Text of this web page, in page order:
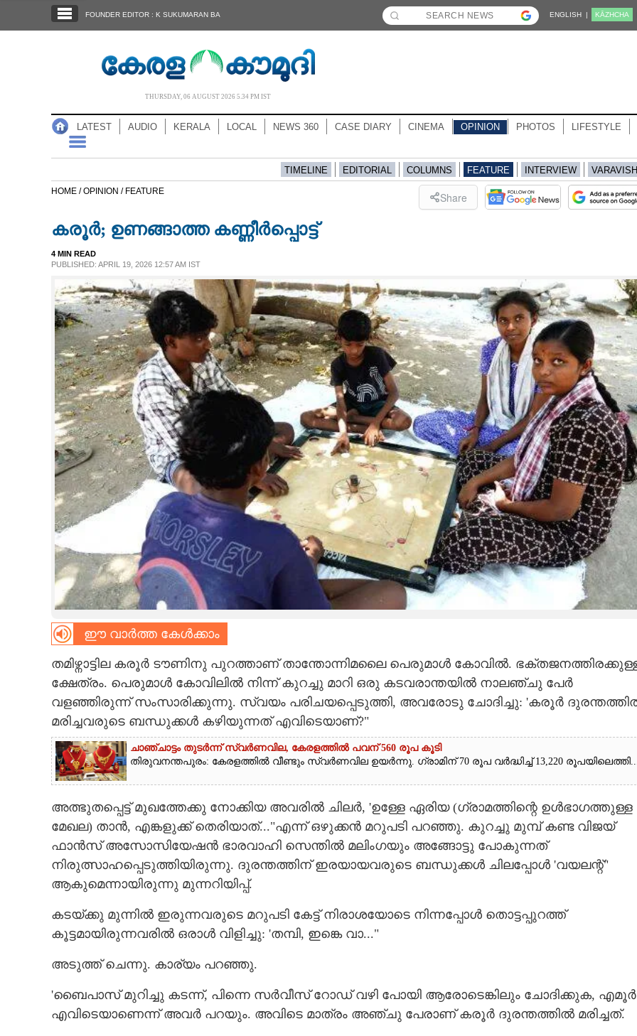
NOTIFIED NEWS
CASE DIARY
LIFESTYLE
SPIRITUAL
CARTOONS
LITERATURE
CONTACT US
FOUNDER EDITOR : K SUKUMARAN BA ENGLISH | KĀZHCHA
THURSDAY, 06 AUGUST 2026 5.34 PM IST
LATEST AUDIO KERALA LOCAL NEWS 360 CASE DIARY CINEMA OPINION PHOTOS LIFESTYLE
TIMELINE EDITORIAL COLUMNS FEATURE INTERVIEW
HOME /OPINION / FEATURE Share
കരൂർ; ഉണങ്ങാത്ത കണ്ണീർപ്പൊട്ട്
4 MIN READ
PUBLISHED: APRIL 19, 2026 12:57 AM IST
ഈ വാർത്ത കേൾക്കാം
തമിഴ്നാട്ടില കരൂർ ടൗണിനു പുറത്താണ് താന്തോന്നിമലൈ പെരുമാൾ കോവിൽ.
ക്ഷേത്രം. പെരുമാൾ കോവിലിൽ നിന്ന് കുറച്ചു മാറി ഒരു കടവരാന്തയിൽ നാലഞ്ചു പേ‌ർ
വളഞ്ഞിരുന്ന് സംസാരിക്കുന്നു. സ്വയം പരിചയപ്പെടുത്തി, അവരോടു ചോദിച്ചു: 'കരൂർ
മരിച്ചവരുടെ ബന്ധുക്കൾ കഴിയുന്നത് എവിടെയാണ്?"
ചാഞ്ചാട്ടം തുടർന്ന് സ്വർണവില, കേരളത്തിൽ പവന് 560 രൂപ കൂടി
തിരുവനന്തപുരം: കേരളത്തിൽ വീണ്ടും സ്വർണവില ഉയർന്നു. ഗ്രാമിന് 70 രൂപ വർദ്ധിച്ച് 13,220
അത്ഭുതപ്പെട്ട് മുഖത്തേക്കു നോക്കിയ അവരിൽ ചിലർ,​ 'ഉള്ളേ ഏരിയ (ഗ്രാമത്തിന്റെ ഉൾഭാഗത്തുള്ള
മേഖല)​ താൻ, എങ്കളുക്ക് തെരിയാത്..."എന്ന് ഒഴുക്കൻ മറുപടി പറഞ്ഞു. കുറച്ചു മുമ്പ് കണ്ട വിജയ്
ഫാൻസ് അസോസിയേഷൻ ഭാരവാഹി സെന്തിൽ മലിംഗയും അങ്ങോട്ടു പോകുന്നത്
നിരുത്സാഹപ്പെടുത്തിയിരുന്നു. ദുരന്തത്തിന് ഇരയായവരുടെ ബന്ധുക്കൾ ചിലപ്പോൾ 'വയലന്റ്"
ആകുമെന്നായിരുന്നു മുന്നറിയിപ്പ്.
കടയ്ക്കു മുന്നിൽ ഇരുന്നവരുടെ മറുപടി കേട്ട് നിരാശയോടെ നിന്നപ്പോൾ തൊട്ടപ്പുറത്ത്
കൂട്ടമായിരുന്നവരിൽ ഒരാൾ വിളിച്ചു: 'തമ്പി, ഇങ്കെ വാ..."
അടുത്ത് ചെന്നു. കാര്യം പറഞ്ഞു.
'ബൈപാസ് മുറിച്ചു കടന്ന്, പിന്നെ സർവീസ് റോഡ് വഴി പോയി ആരോടെങ്കിലും ചോദിക്കുക, എമൂർ
എവിടെയാണെന്ന് അവർ പറയും. അവിടെ മാത്രം അഞ്ചു പേരാണ് കരൂർ ദുരന്തത്തിൽ മരിച്ചത്.